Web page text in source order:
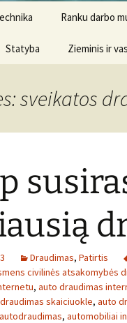
Ranku darbo
Statyba Zieminis ir
sveikatos
Draudimas, Patirtis
civilinės atsakomybės
, auto draudimas
skaiciuokle, auto
autodraudimas, automobiliai